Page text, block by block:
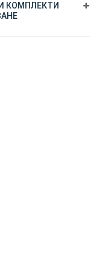
КОМПЛЕКТИ